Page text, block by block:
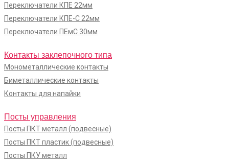
Переключатели КПЕ 22мм
Переключатели КПЕ-С 22мм
Переключатели ПЕмС 30мм
Контакты заклепочного типа
Монометаллические контакты
Биметаллические контакты
Контакты для напайки
Посты управления
Посты ПКТ металл (подвесные)
Посты ПКТ пластик (подвесные)
Посты ПКУ металл